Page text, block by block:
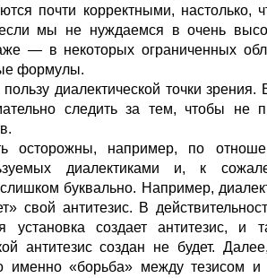
почти корректными, настолько,
мы не нуждаемся в очень
— в некоторых ограниченных
формулы.
диалектической точки зрения.
следить за тем, чтобы не
осторожны, например, по
диалектиками и, к
буквально. Например,
свой антитезис. В
установка создает антитезис, и
антитезис создан не будет.
именно «борьба» между тезисом и